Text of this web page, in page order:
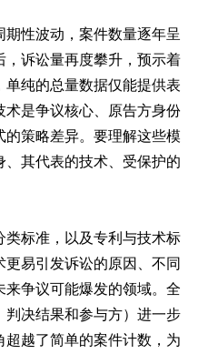
性波动，案件数量逐年呈
，诉讼量再度攀升，预示着
纯的总量数据仅能提供表
是争议核心、原告方身份
策略差异。要理解这些模
其代表的技术、受保护的
类标准，以及专利与技术标
易引发诉讼的原因、不同
争议可能爆发的领域。全
判决结果和参与方）进一步
越了简单的案件计数，为